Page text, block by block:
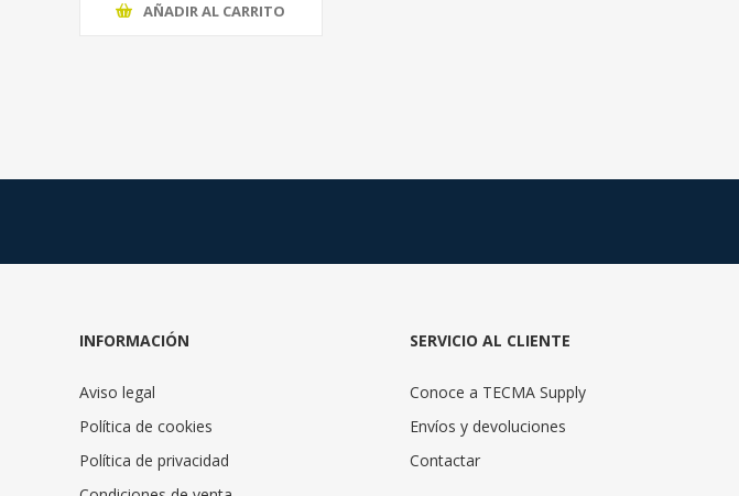
AÑADIR AL CARRITO
INFORMACIÓN
Aviso legal
Política de cookies
Política de privacidad
SERVICIO AL CLIENTE
Conoce a TECMA Supply
Envíos y devoluciones
Contactar